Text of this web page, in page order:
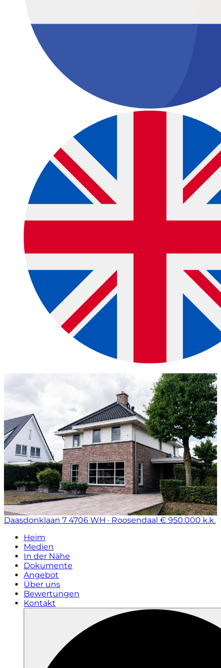
Daasdonklaan 7 4706 WH · Roosendaal € 950.000 k.k.
Heim
Medien
In der Nähe
Dokumente
Angebot
Über uns
Bewertungen
Kontakt